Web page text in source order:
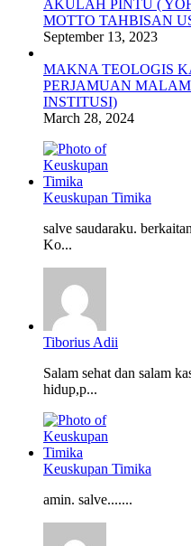
AKULAH PINTU (
MOTTO TAHBISAN
September 13, 2023
MAKNA TEOLOGIS
PERJAMUAN
INSTITUSI)
March 28, 2024
Keuskupan Timika
salve saudaraku.
Ko...
Tiborius Adii
Salam sehat dan salam
hidup,p...
Keuskupan Timika
amin. salve.......